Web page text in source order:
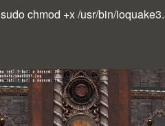
sudo chmod +x /usr/bin/